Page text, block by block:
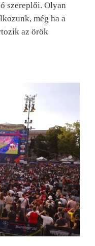
szereplői. Olyan
még ha a
az örök